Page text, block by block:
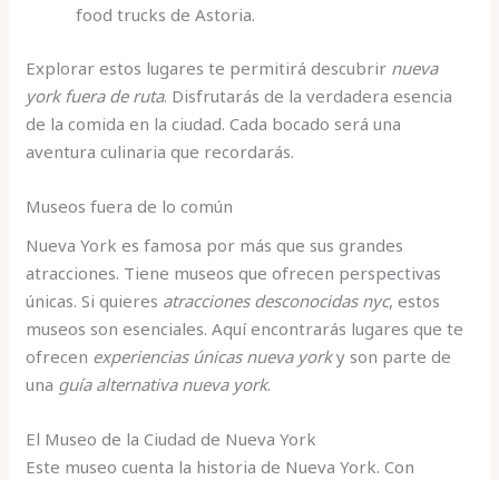
food trucks de Astoria.
Explorar estos lugares te permitirá descubrir nueva
york fuera de ruta. Disfrutarás de la verdadera esencia
de la comida en la ciudad. Cada bocado será una
aventura culinaria que recordarás.
Museos fuera de lo común
Nueva York es famosa por más que sus grandes
atracciones. Tiene museos que ofrecen perspectivas
únicas. Si quieres atracciones desconocidas nyc, estos
museos son esenciales. Aquí encontrarás lugares que te
ofrecen experiencias únicas nueva yorky son parte de
una guía alternativa nueva york.
El Museo de la Ciudad de Nueva York
Este museo cuenta la historia de Nueva York. Con